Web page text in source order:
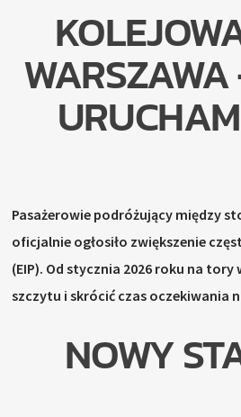
Pasażerowie podróżujący między
oficjalnie ogłosiło zwiększenie
(EIP). Od stycznia 2026 roku na
szczytu i skrócić czas oczekiwania
NOWY